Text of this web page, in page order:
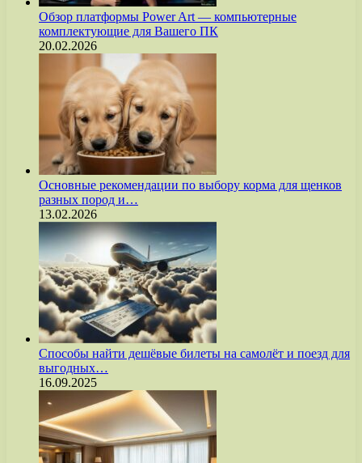
Обзор платформы Power Art — компьютерные
комплектующие для Вашего ПК
20.02.2026
Основные рекомендации по выбору корма для щенков
разных пород и…
13.02.2026
Способы найти дешёвые билеты на самолёт и поезд для
выгодных…
16.09.2025